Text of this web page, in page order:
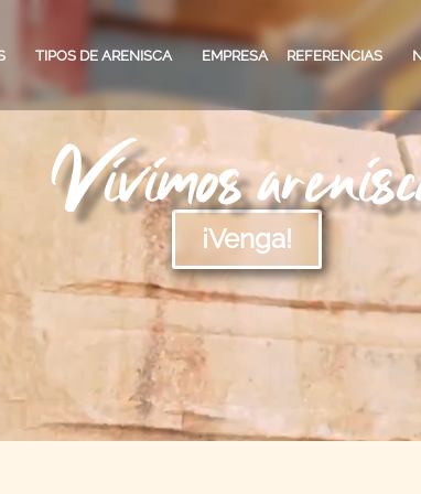
TIPOS DE ARENISCA EMPRESA REFERENCIAS
CLIENTES PARTICULARES
BLOG
TIPOS DE ARENISCA
Vivimos
¡Venga!